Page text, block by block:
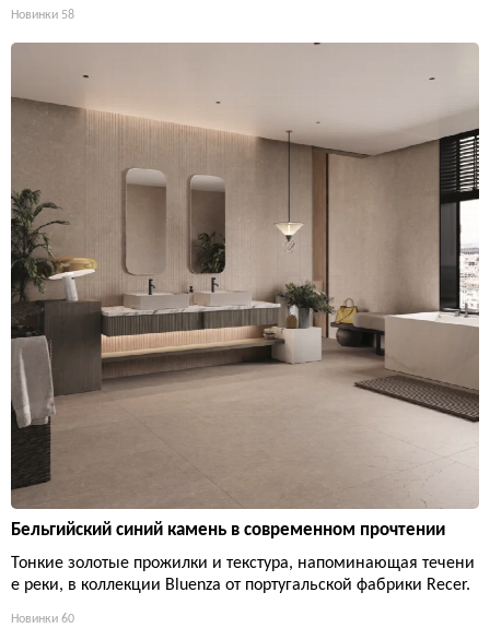
Новинки 58
Бельгийский синий камень в современном прочтении
Тонкие золотые прожилки и текстура, напоминающая течени
е реки, в коллекции Bluenza от португальской фабрики Recer.
Новинки 60